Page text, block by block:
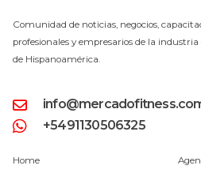
Comunidad de noticias, negocios,
profesionales y empresarios de la
de Hispanoamérica.
+5491130506325
Home